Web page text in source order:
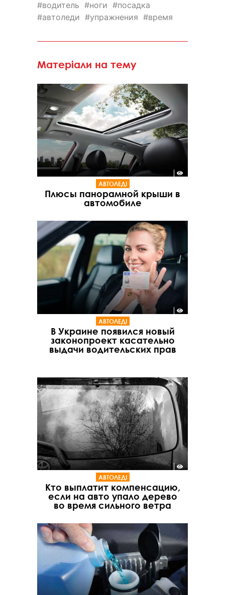
водитель ноги
посадка
автоледи
упражнения время
Матеріали на тему
АВТОЛЕДІ
Плюсы панорамной крыши в
автомобиле
АВТОЛЕДІ
В Украине появился новый
законопроект касательно
выдачи водительских прав
АВТОЛЕДІ
Кто выплатит компенсацию,
если на авто упало дерево
во время сильного ветра